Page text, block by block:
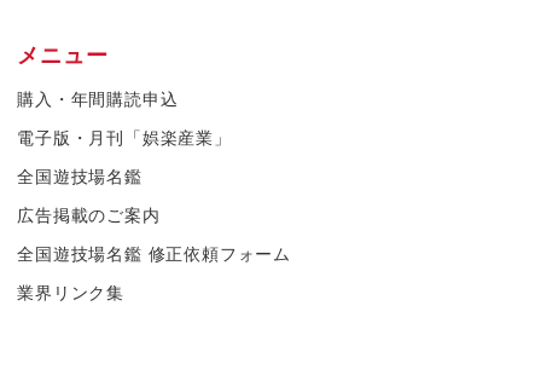
メニュー
購入・年間購読申込
電子版・月刊「娯楽産業」
全国遊技場名鑑
広告掲載のご案内
全国遊技場名鑑 修正依頼フォーム
業界リンク集